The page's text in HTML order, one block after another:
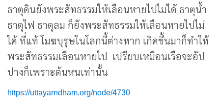
ธาตุดินยังพระสัทธรรมให้เลือนหายไปไม่ได้ ธาตุน้ำ
ธาตุไฟ ธาตุลม ก็ยังพระสัทธรรมให้เลือนหายไปไม่
ได้ ที่แท้ โมฆบุรุษในโลกนี้ต่างหาก เกิดขึ้นมาก็ทำให้
พระสัทธรรมเลือนหายไป เปรียบเหมือนเรือจะอัป
ปางก็เพราะต้นหนเท่านั้น
https://uttayarndham.org/node/4730